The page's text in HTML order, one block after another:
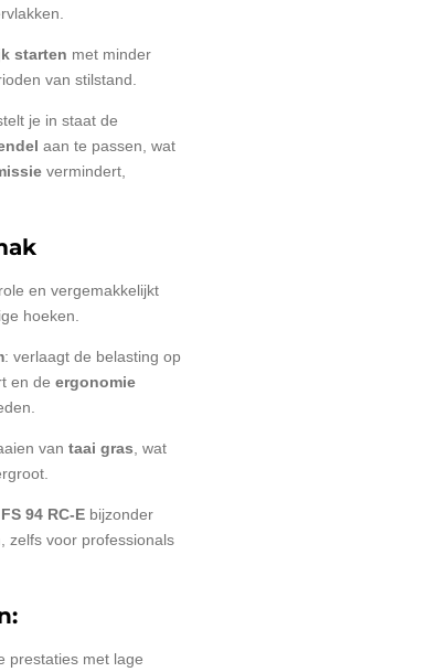
starten met minder
van stilstand.
je in staat de
aan te passen, wat
vermindert,
en vergemakkelijkt
hoeken.
: verlaagt de belasting op
en de ergonomie
van taai gras , wat
94 RC-E bijzonder
, zelfs voor professionals
prestaties met lage